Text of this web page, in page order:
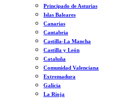
Principado de Asturias
Islas Baleares
Canarias
Cantabria
Castilla-La Mancha
Castilla y León
Cataluña
Comunidad Valenciana
Extremadura
Galicia
La Rioja